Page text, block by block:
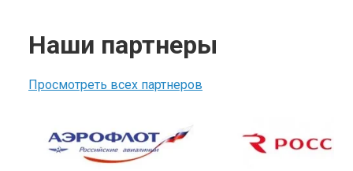
Наши партнеры
Просмотреть всех партнеров